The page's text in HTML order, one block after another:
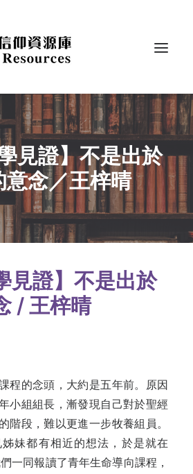
見證】不是出於
意念／王梓晴
見證】不是出於
/ 王梓晴
程的念頭，大約是五年前。原因
小組組長，漸發現自己對於聖經
階段，難以更進一步牧養組員。
妹都有相近的想法，於是就在
一同報讀了青年生命導向課程，